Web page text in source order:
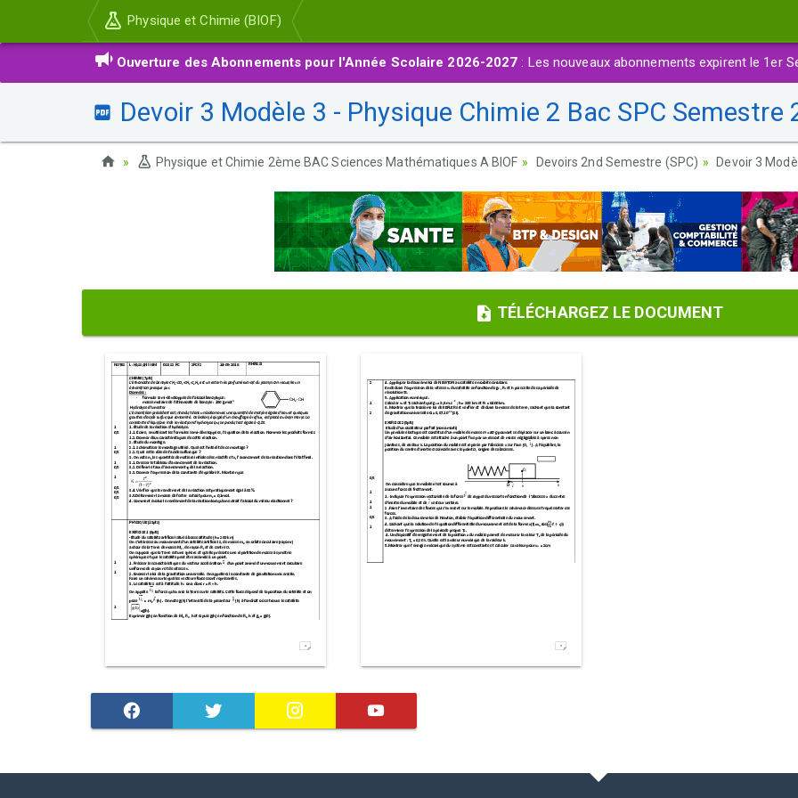
Physique et Chimie (BIOF)
Ouverture des Abonnements pour l'Année Scolaire 2026-2027 : Les nouveaux abonnements expirent le 1er
Devoir 3 Modèle 3 - Physique Chimie 2 Bac SPC Semestre
Physique et Chimie 2ème BAC Sciences Mathématiques A BIOF Devoirs 2nd Semestre (SPC) Devoir 3
TÉLÉCHARGEZ LE DOCUMENT